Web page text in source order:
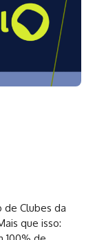
de Clubes da
que isso: